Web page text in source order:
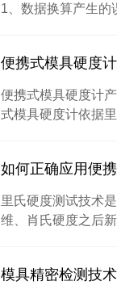
1、数据换算产生
便携式模具硬度
便携式模具硬度计
式模具硬度计依据
里氏硬度测试技术
维、肖氏硬度之后
模具精密检测技术